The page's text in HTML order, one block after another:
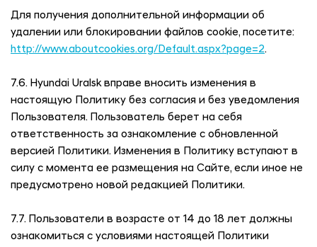
Для получения дополнительной информации об
удалении или блокировании файлов cookie, посетите:
http://www.aboutcookies.org/Default.aspx?page=2.
7.6. Hyundai Uralskвправе вносить изменения в
настоящую Политику без согласия и без уведомления
Пользователя. Пользователь берет на себя
ответственность за ознакомление с обновленной
версией Политики. Изменения в Политику вступают в
силу с момента ее размещения на Сайте, если иное не
предусмотрено новой редакцией Политики.
7.7. Пользователи в возрасте от 14 до 18 лет должны
ознакомиться с условиями настоящей Политики